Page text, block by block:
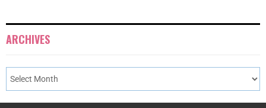
ARCHIVES